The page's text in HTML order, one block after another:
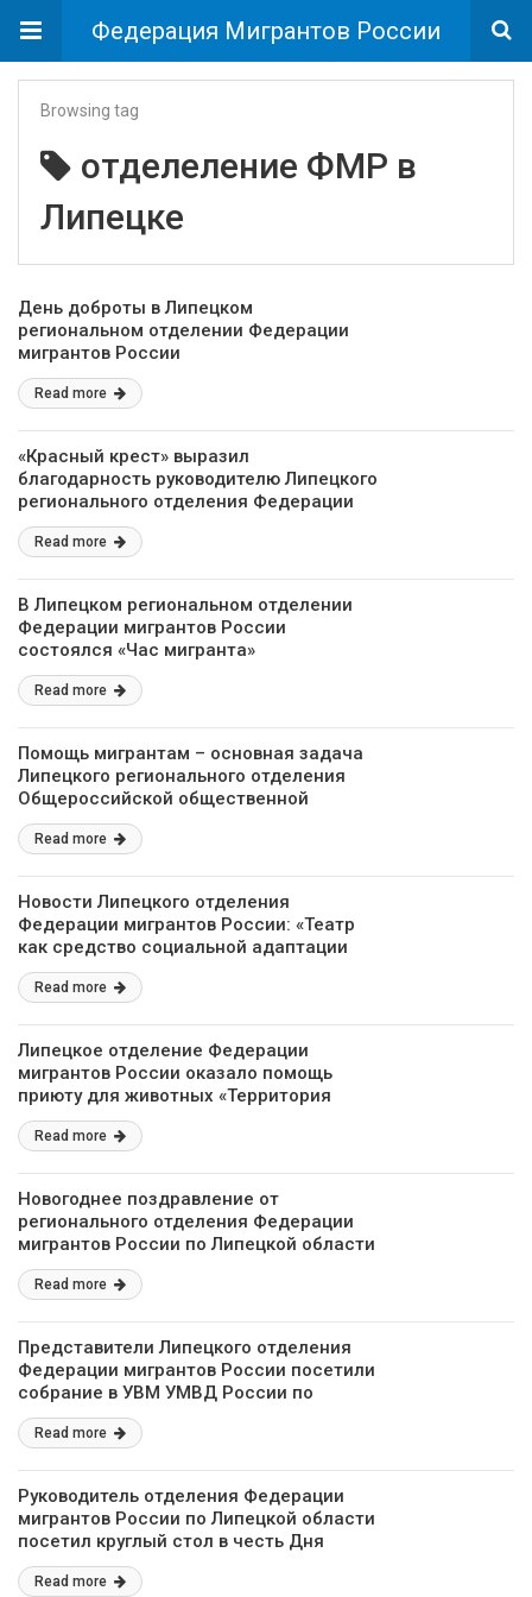
Федерация Мигрантов России
Browsing tag
отделеление ФМР в
Липецке
День доброты в Липецком
региональном отделении Федерации
мигрантов России
Read more
«Красный крест» выразил
благодарность руководителю Липецкого
регионального отделения Федерации
мигрантов России
Read more
В Липецком региональном отделении
Федерации мигрантов России
состоялся «Час мигранта»
Read more
Помощь мигрантам – основная задача
Липецкого регионального отделения
Общероссийской общественной
организации «Федерация мигрантов
России»
Read more
Новости Липецкого отделения
Федерации мигрантов России: «Театр
как средство социальной адаптации
мигранта»
Read more
Липецкое отделение Федерации
мигрантов России оказало помощь
приюту для животных «Территория
спасения»
Read more
Новогоднее поздравление от
регионального отделения Федерации
мигрантов России по Липецкой области
Read more
Представители Липецкого отделения
Федерации мигрантов России посетили
собрание в УВМ УМВД России по
Липецкой области
Read more
Руководитель отделения Федерации
мигрантов России по Липецкой области
посетил круглый стол в честь Дня
народного единства
Read more